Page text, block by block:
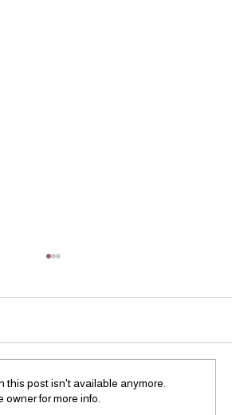
this post isn't available anymore.
for more info.